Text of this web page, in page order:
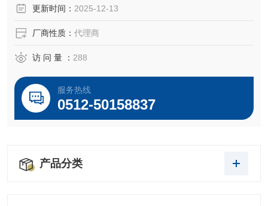
更新时间： 2025-12-13
厂商性质： 代理商
访 问 量 ： 288
服务热线
0512-50158837
产品分类